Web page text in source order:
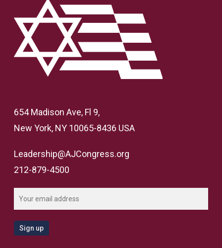
654 Madison Ave, Fl 9,
New York, NY 10065-8436 USA
Leadership@AJCongress.org
212-879-4500